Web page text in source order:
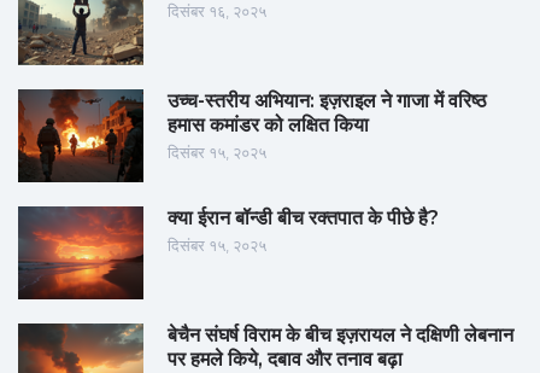
दिसंबर १६, २०२५
उच्च-स्तरीय अभियान: इज़राइल ने गाजा में वरिष्ठ
हमास कमांडर को लक्षित किया
दिसंबर १५, २०२५
क्या ईरान बॉन्डी बीच रक्तपात के पीछे है?
दिसंबर १५, २०२५
बेचैन संघर्ष विराम के बीच इज़रायल ने दक्षिणी लेबनान
पर हमले किये, दबाव और तनाव बढ़ा